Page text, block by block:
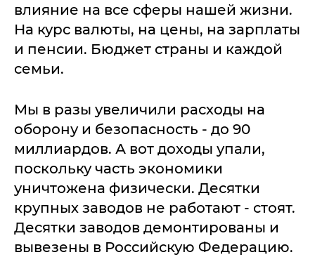
влияние на все сферы нашей жизни.
На курс валюты, на цены, на зарплаты
и пенсии. Бюджет страны и каждой
семьи.
Мы в разы увеличили расходы на
оборону и безопасность - до 90
миллиардов. А вот доходы упали,
поскольку часть экономики
уничтожена физически. Десятки
крупных заводов не работают - стоят.
Десятки заводов демонтированы и
вывезены в Российскую Федерацию.